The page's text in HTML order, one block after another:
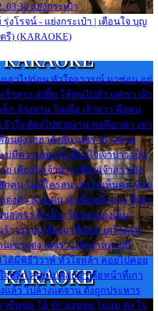
03:30 แย่งกระเป๋า
รุ่งโรจน์ - แย่งกระเป๋า | เตือนใจ บุญ
รี) (KARAOKE)
เอาไปก่อน หัวใจอาวรณ์ มาซ่อน อยู่
าสาว ส่งยิ้ม ให้คนไปทั่ว แต่เรา เฝ้า
ด็ก ล้างจาน ในเมื่อ เจ้าสาว คือคน
ำใจ ต้องไปช่วยงาน พอถึงเวลา เขา
นฝูง เฮฮาดังลั่น แต่เราล้างจาน
บ่มีความหมาย เคียงใจเจ้าบ่าว เป็น
เคียงใจเจ้าบ่าว เพื่อนเจ้าสาว ยัง
กคน ไม่มีใครสน เขาไม่เห็นคน ที่อยู่
ต่งตัว สวยเด่น นั่งเคียงเจ้าบ่าว ที่เขา
ของเรา ลำเค็ญ ใครจะมองเห็น
ร้าวระบม ต้องมาขื่นขม เศร้าตรม
เขาแต่ง แต่เรา แล้งมาหลายปี
ได้มีพิธีวิวาห์ หัวใจหล้า คอยไปคอย
จหล้า คอยไปคอยมา คือหน้าที่เก่า
แล้ว ไปล้างแต่จาน ดั่งถูกประหาร
าขื่นขม โอ้ รัก ลอยลม ไม่สม ดัง ใจ